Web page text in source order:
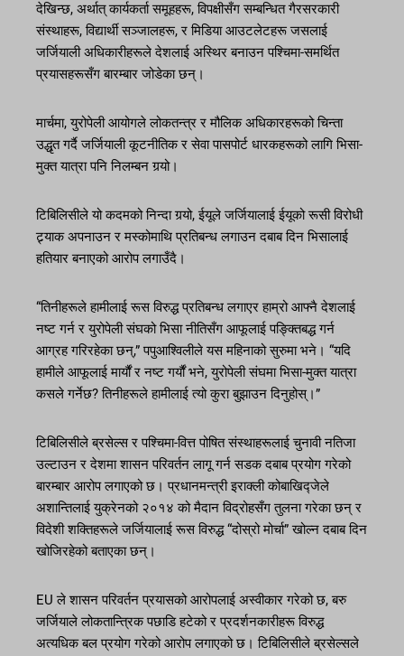
देखिन्छ, अर्थात् कार्यकर्ता समूहहरू, विपक्षीसँग सम्बन्धित गैरसरकारी
संस्थाहरू, विद्यार्थी सञ्जालहरू, र मिडिया आउटलेटहरू जसलाई
जर्जियाली अधिकारीहरूले देशलाई अस्थिर बनाउन पश्चिमा-समर्थित
प्रयासहरूसँग बारम्बार जोडेका छन्।
मार्चमा, युरोपेली आयोगले लोकतन्त्र र मौलिक अधिकारहरूको चिन्ता
उद्धृत गर्दै जर्जियाली कूटनीतिक र सेवा पासपोर्ट धारकहरूको लागि भिसा-
मुक्त यात्रा पनि निलम्बन गर्‍यो।
टिबिलिसीले यो कदमको निन्दा गर्‍यो, ईयूले जर्जियालाई ईयूको रूसी विरोधी
ट्र्याक अपनाउन र मस्कोमाथि प्रतिबन्ध लगाउन दबाब दिन भिसालाई
हतियार बनाएको आरोप लगाउँदै।
“तिनीहरूले हामीलाई रूस विरुद्ध प्रतिबन्ध लगाएर हाम्रो आफ्नै देशलाई
नष्ट गर्न र युरोपेली संघको भिसा नीतिसँग आफूलाई पङ्क्तिबद्ध गर्न
आग्रह गरिरहेका छन्,” पपुआश्विलीले यस महिनाको सुरुमा भने। “यदि
हामीले आफूलाई मार्यौं र नष्ट गर्यौं भने, युरोपेली संघमा भिसा-मुक्त यात्रा
कसले गर्नेछ? तिनीहरूले हामीलाई त्यो कुरा बुझाउन दिनुहोस्।”
टिबिलिसीले ब्रसेल्स र पश्चिमा-वित्त पोषित संस्थाहरूलाई चुनावी नतिजा
उल्टाउन र देशमा शासन परिवर्तन लागू गर्न सडक दबाब प्रयोग गरेको
बारम्बार आरोप लगाएको छ। प्रधानमन्त्री इराक्ली कोबाखिद्जेले
अशान्तिलाई युक्रेनको २०१४ को मैदान विद्रोहसँग तुलना गरेका छन् र
विदेशी शक्तिहरूले जर्जियालाई रूस विरुद्ध “दोस्रो मोर्चा” खोल्न दबाब दिन
खोजिरहेको बताएका छन्।
EU ले शासन परिवर्तन प्रयासको आरोपलाई अस्वीकार गरेको छ, बरु
जर्जियाले लोकतान्त्रिक पछाडि हटेको र प्रदर्शनकारीहरू विरुद्ध
अत्यधिक बल प्रयोग गरेको आरोप लगाएको छ। टिबिलिसीले ब्रसेल्सले